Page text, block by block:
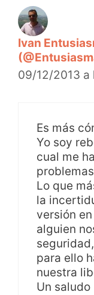
Ivan
09/12/2013 a
Es más
Yo soy
cual me
Lo que
la
versión
alguien
para ello
nuestra
Un saludo